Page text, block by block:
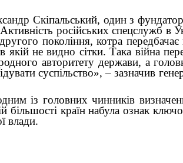
Скіпальський, один з
російських спецслужб
покоління, котра
не видно сітки. Така війна
авторитету держави, а
суспільство», – зазначив
із головних чинників
країн набула ознак
влади.